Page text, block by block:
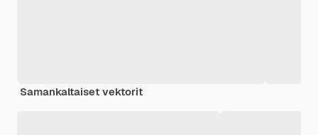
Samankaltaiset vektorit